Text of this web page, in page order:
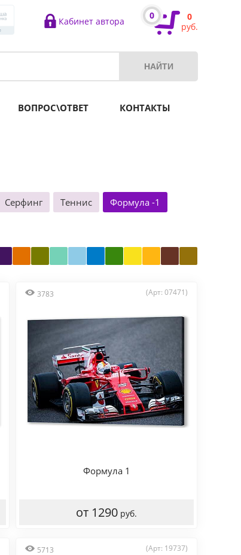
Кабинет автора
0
0
руб.
ВОПРОС\ОТВЕТ КОНТАКТЫ
Серфинг Теннис
Формула -1
3783 (Арт: 07471)
Формула 1
от 1290 руб.
5713 (Арт: 19737)